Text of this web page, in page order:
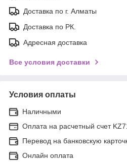
Доставка по г. Алматы
Доставка по РК.
Адресная доставка
Все условия доставки
Условия оплаты
Наличными
Оплата на расчетный счет
Перевод на банковскую
Онлайн оплата